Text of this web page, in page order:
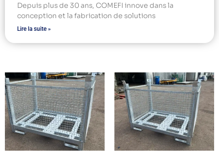
Depuis plus de 30 ans, COMEFI innove dans la
conception et la fabrication de solutions
Lire la suite »